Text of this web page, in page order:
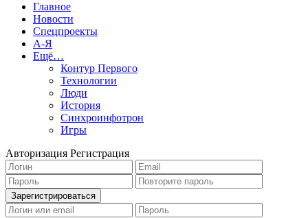
Главное
Новости
Спецпроекты
А-Я
Ещё…
Контур Первого
Технологии
Люди
История
Синхроинфотрон
Игры
Авторизация Регистрация